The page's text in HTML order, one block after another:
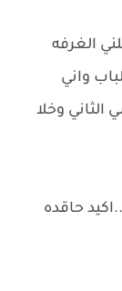
الغرفه
واني
وخلا
حاقده